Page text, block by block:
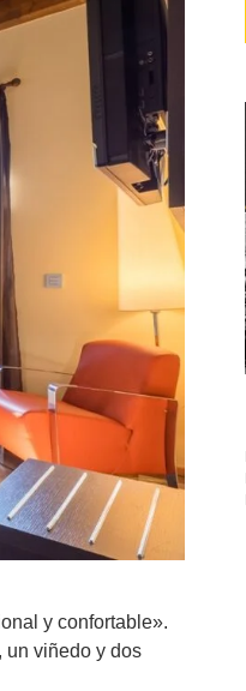
y confortable».
un viñedo y dos